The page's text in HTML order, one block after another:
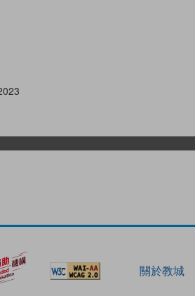
關於教城